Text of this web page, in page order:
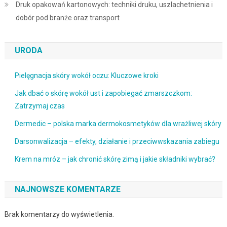
Druk opakowań kartonowych: techniki druku, uszlachetnienia i
dobór pod branże oraz transport
URODA
Pielęgnacja skóry wokół oczu: Kluczowe kroki
Jak dbać o skórę wokół ust i zapobiegać zmarszczkom:
Zatrzymaj czas
Dermedic – polska marka dermokosmetyków dla wrażliwej skóry
Darsonwalizacja – efekty, działanie i przeciwwskazania zabiegu
Krem na mróz – jak chronić skórę zimą i jakie składniki wybrać?
NAJNOWSZE KOMENTARZE
Brak komentarzy do wyświetlenia.